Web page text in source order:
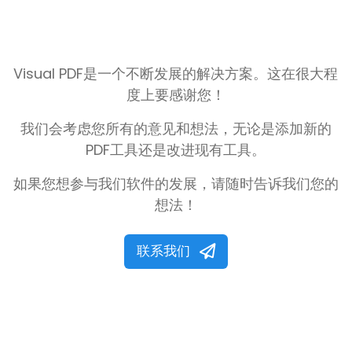
Visual PDF是一个不断发展的解决方案。这在很大程
度上要感谢您！
我们会考虑您所有的意见和想法，无论是添加新的
PDF工具还是改进现有工具。
如果您想参与我们软件的发展，请随时告诉我们您的
想法！
联系我们